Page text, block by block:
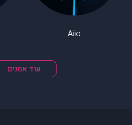
Aiio
עוד אמנים